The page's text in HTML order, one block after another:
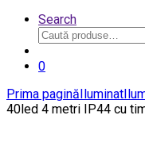
Search
Caută
după:
0
Prima paginăIluminat
40led 4 metri IP44 cu